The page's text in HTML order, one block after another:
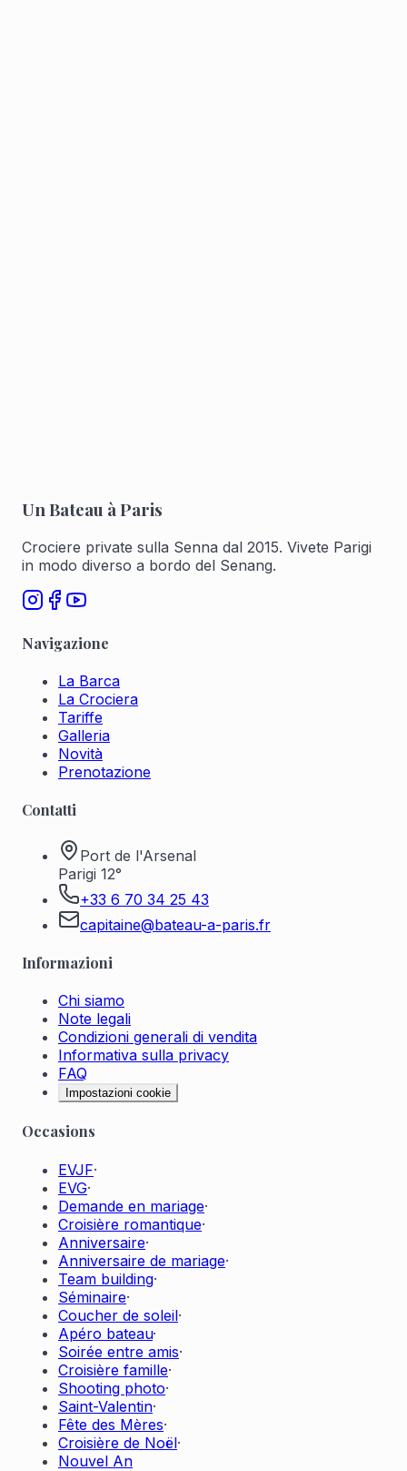
Un Bateau à Paris
Crociere private sulla Senna dal 2015. Vivete Parigi
in modo diverso a bordo del Senang.
Navigazione
La Barca
La Crociera
Tariffe
Galleria
Novità
Prenotazione
Contatti
Port de l'Arsenal
Parigi 12°
+33 6 70 34 25 43
capitaine@bateau-a-paris.fr
Informazioni
Chi siamo
Note legali
Condizioni generali di vendita
Informativa sulla privacy
FAQ
Impostazioni cookie
Occasions
EVJF·
EVG·
Demande en mariage·
Croisière romantique·
Anniversaire·
Anniversaire de mariage·
Team building·
Séminaire·
Coucher de soleil·
Apéro bateau·
Soirée entre amis·
Croisière famille·
Shooting photo·
Saint-Valentin·
Fête des Mères·
Croisière de Noël·
Nouvel An